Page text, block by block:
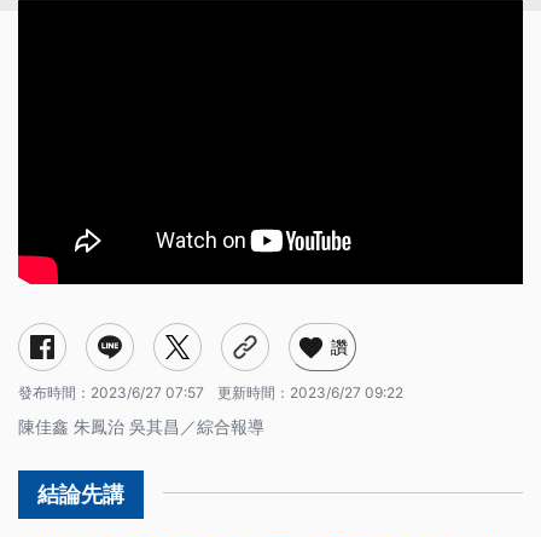
讚
發布時間： 2023/6/27 07:57 更新時間： 2023/6/27 09:22
陳佳鑫 朱鳳治 吳其昌／綜合報導